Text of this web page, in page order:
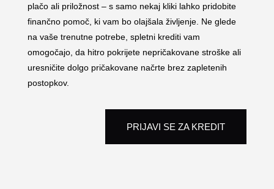
plačo ali priložnost – s samo nekaj kliki lahko pridobite
finančno pomoč, ki vam bo olajšala življenje. Ne glede
na vaše trenutne potrebe, spletni krediti vam
omogočajo, da hitro pokrijete nepričakovane stroške ali
uresničite dolgo pričakovane načrte brez zapletenih
postopkov.
PRIJAVI SE ZA KREDIT